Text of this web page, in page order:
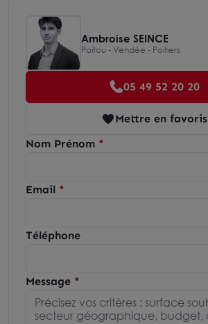
Ambroise SEINCE
Poitou - Vendée - Poitiers
05 49 52 20 20
Mettre en favoris
Nom Prénom
Email
Téléphone
Message